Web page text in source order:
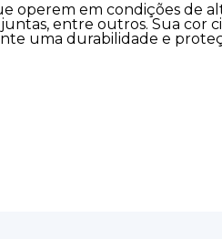
operem em condições de
entre outros. Sua cor
uma durabilidade e